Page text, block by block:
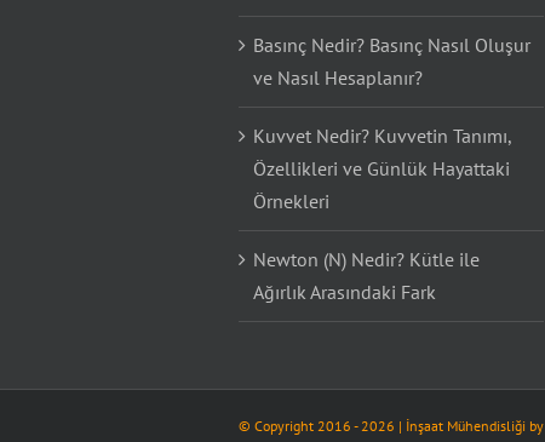
Gerilmeleri
Basınç Nedir? Basınç Nasıl Oluşur
ve Nasıl Hesaplanır?
Kuvvet Nedir? Kuvvetin Tanımı,
Özellikleri ve Günlük Hayattaki
Örnekleri
Newton (N) Nedir? Kütle ile
Ağırlık Arasındaki Fark